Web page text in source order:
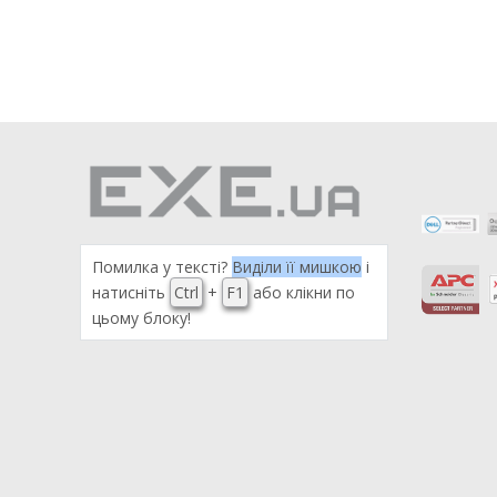
Помилка у тексті? Виділи її мишкою і
натисніть Ctrl + F1
або клікни по
цьому блоку!